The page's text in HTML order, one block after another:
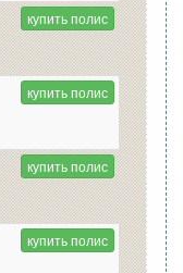
купить полис
купить полис
купить полис
купить полис